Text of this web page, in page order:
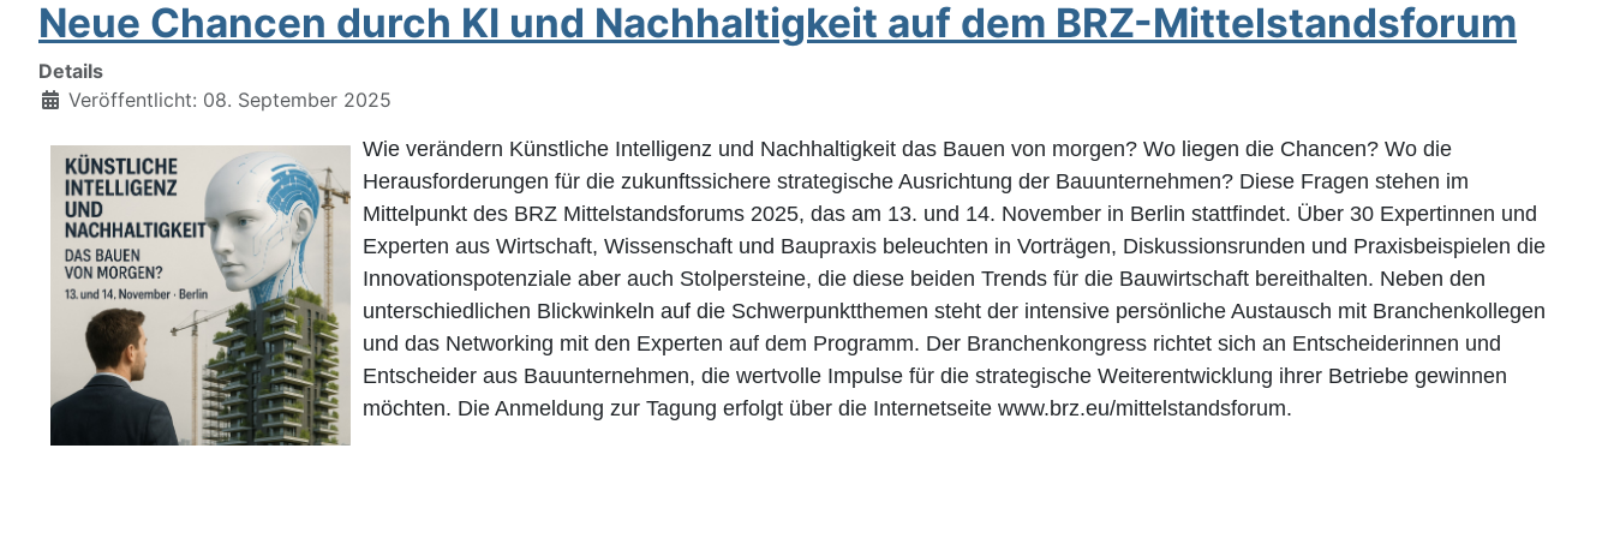
Neue Chancen durch KI und Nachhaltigkeit auf dem BRZ-Mittelstandsforum
Details
Veröffentlicht: 08. September 2025
Wie verändern Künstliche Intelligenz und Nachhaltigkeit das Bauen von morgen? Wo liegen die Chancen? Wo die
Herausforderungen für die zukunftssichere strategische Ausrichtung der Bauunternehmen? Diese Fragen stehen im
Mittelpunkt des BRZ Mittelstandsforums 2025, das am 13. und 14. November in Berlin stattfindet. Über 30 Expertinnen und
Experten aus Wirtschaft, Wissenschaft und Baupraxis beleuchten in Vorträgen, Diskussionsrunden und Praxisbeispielen die
Innovationspotenziale aber auch Stolpersteine, die diese beiden Trends für die Bauwirtschaft bereithalten. Neben den
unterschiedlichen Blickwinkeln auf die Schwerpunktthemen steht der intensive persönliche Austausch mit Branchenkollegen
und das Networking mit den Experten auf dem Programm. Der Branchenkongress richtet sich an Entscheiderinnen und
Entscheider aus Bauunternehmen, die wertvolle Impulse für die strategische Weiterentwicklung ihrer Betriebe gewinnen
möchten. Die Anmeldung zur Tagung erfolgt über die Internetseite www.brz.eu/mittelstandsforum.